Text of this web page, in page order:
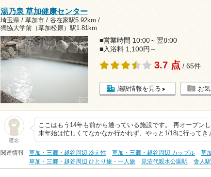
湯乃泉 草加健康センター
埼玉県 / 草加市 / 谷在家駅5.92km /
獨協大学前（草加松原）駅1.81km
■営業時間 10:00～翌8:00
■入浴料 1,100円～
3.7 点 / 65件
施設情報を見る お
匿名
ここはもう14年も前から通っている施設です。 再オープン
末年始は忙しくてなかなか行かれず、やっと1/18に行って
関連情報 草加・三郷・越谷周辺 冷え性 草加・三郷・越谷周辺 カップル
草
草加・三郷・越谷周辺 ひとり旅・一人旅
見沼代親水公園駅 舎人駅